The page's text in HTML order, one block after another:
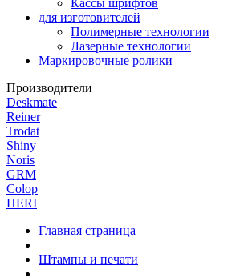
Кассы шрифтов
для изготовителей
Полимерные технологии
Лазерные технологии
Маркировочные ролики
Производители
Deskmate
Reiner
Trodat
Shiny
Noris
GRM
Colop
HERI
Главная страница
Штампы и печати